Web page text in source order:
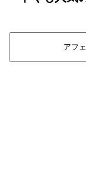
アフ